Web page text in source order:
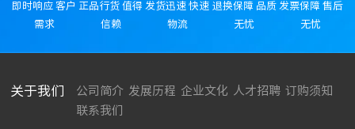
即时响应 客户
需求
正品行货 值得
信赖
发货迅速 快速
物流
退换保障 品质
无忧
发票保障 售后
无忧
关于我们 公司简介 发展历程 企业文化 人才招聘 订购须知
联系我们